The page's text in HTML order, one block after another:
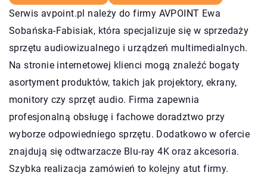
Serwis avpoint.pl należy do firmy AVPOINT Ewa
Sobańska-Fabisiak, która specjalizuje się w sprzedaży
sprzętu audiowizualnego i urządzeń multimedialnych.
Na stronie internetowej klienci mogą znaleźć bogaty
asortyment produktów, takich jak projektory, ekrany,
monitory czy sprzęt audio. Firma zapewnia
profesjonalną obsługę i fachowe doradztwo przy
wyborze odpowiedniego sprzętu. Dodatkowo w ofercie
znajdują się odtwarzacze Blu-ray 4K oraz akcesoria.
Szybka realizacja zamówień to kolejny atut firmy.